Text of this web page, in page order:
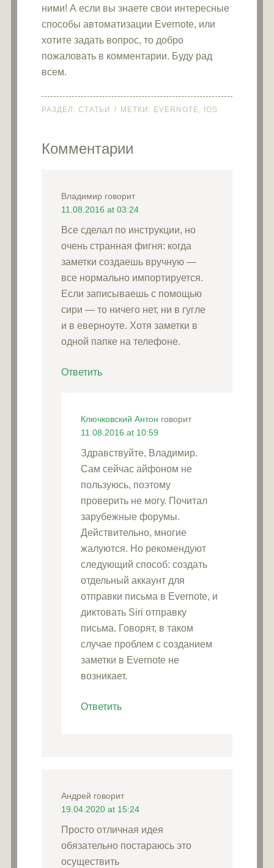
ними! А если вы знаете свои интересные
способы автоматизации Evernote, или
хотите задать вопрос, то добро
пожаловать в комментарии. Буду рад
всем.
РАЗДЕЛ: СТАТЬИ МЕТКИ: EVERNOTE, IOS
Комментарии
Владимир говорит
11.08.2016 at 03:24
Все сделал по инструкции, но
очень странная фигня: когда
заметки создаешь вручную —
все нормально импортируется.
Если записываешь с помощью
сири — то ничего нет, ни в гугле
и в еверноуте. Хотя заметки в
одной папке на телефоне.
Ответить
Ключковский Антон говорит
11.08.2016 at 10:59
Здравствуйте, Владимир.
Сам сейчас айфоном не
пользуюсь, поэтому
проверить не могу. Почитал
зарубежные форумы.
Действительно, многие
жалуются. Но рекомендуют
следующий способ: создать
отдельный аккаунт для
отправки письма в Evernote, и
диктовать Siri отправку
письма. Говорят, в таком
случае проблем с созданием
заметки в Evernote не
возникает.
Ответить
Андрей говорит
19.04.2020 at 15:24
Просто отличная идея
обязательно постараюсь это
осуществить